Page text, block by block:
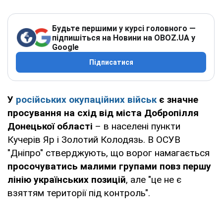
Будьте першими у курсі головного —
підпишіться на Новини на OBOZ.UA у
Google
Підписатися
У російських окупаційних військє значне
просування на схід від міста Добропілля
Донецької області – в населені пункти
Кучерів Яр і Золотий Колодязь. В ОСУВ
"Дніпро" стверджують, що ворог намагається
просочуватись малими групами повз першу
лінію українських позицій, але "це не є
взяттям території під контроль".